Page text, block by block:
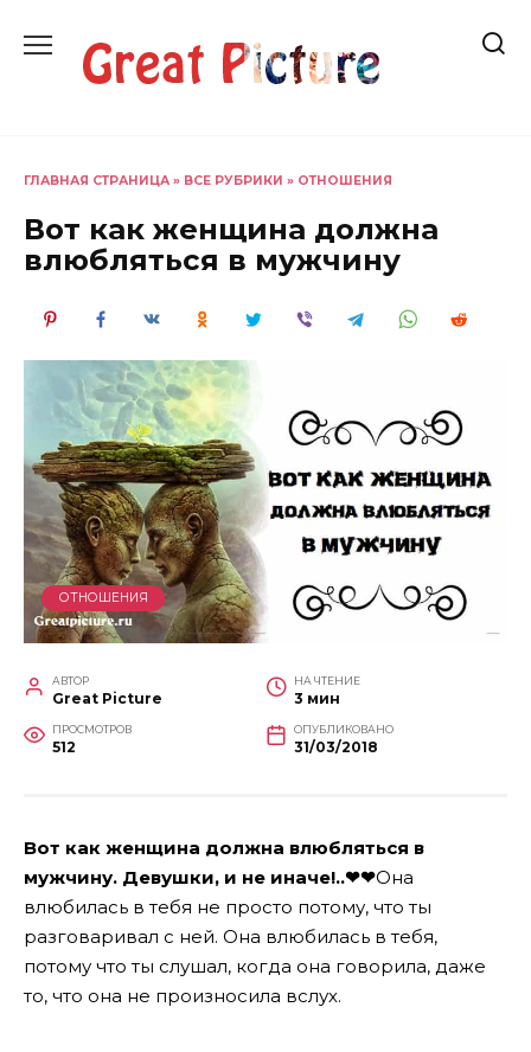
содержанию
ГЛАВНАЯ СТРАНИЦА » ВСЕ РУБРИКИ » ОТНОШЕНИЯ
Вот как женщина должна
влюбляться в мужчину
ОТНОШЕНИЯ
АВТОР
Great Picture
НА ЧТЕНИЕ
3 мин
ПРОСМОТРОВ
512
ОПУБЛИКОВАНО
31/03/2018
Вот как женщина должна влюбляться в
мужчину. Девушки, и не иначе!..❤❤Она
влюбилась в тебя не просто потому, что ты
разговаривал с ней. Она влюбилась в тебя,
потому что ты слушал, когда она говорила, даже
то, что она не произносила вслух.